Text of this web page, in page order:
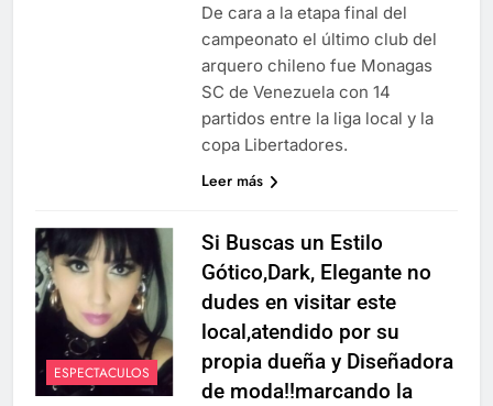
De cara a la etapa final del
campeonato el último club del
arquero chileno fue Monagas
SC de Venezuela con 14
partidos entre la liga local y la
copa Libertadores.
Leer más
ESPECTACULOS
Si Buscas un Estilo
Gótico,Dark, Elegante no
dudes en visitar este
local,atendido por su
propia dueña y Diseñadora
de moda!!marcando la